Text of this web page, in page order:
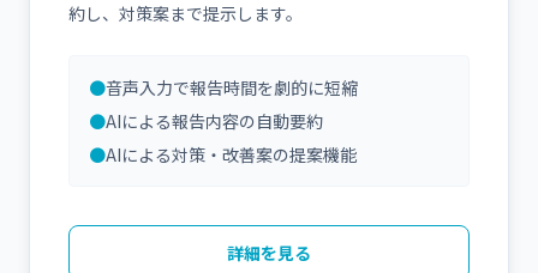
約し、対策案まで提示します。
●音声入力で報告時間を劇的に短縮
●AIによる報告内容の自動要約
●AIによる対策・改善案の提案機能
詳細を見る